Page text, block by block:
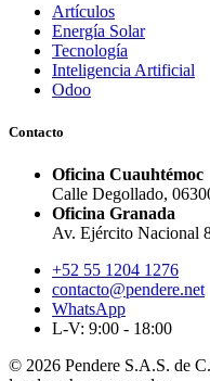
Artículos
Energía Solar
Tecnología
Inteligencia Artificial
Odoo
Contacto
Oficina Cuauhtémoc
Calle Degollado,
Oficina Granada
Av. Ejército Nacional
+52 55 1204 1276
contacto@pendere.net
WhatsApp
L-V: 9:00 - 18:00
© 2026 Pendere S.A.S. de